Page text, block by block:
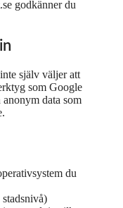
godkänner du
själv väljer att
som Google
data som
du